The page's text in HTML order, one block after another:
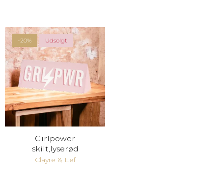
-20% Udsolgt
Girlpower
skilt,lyserød
Clayre & Eef